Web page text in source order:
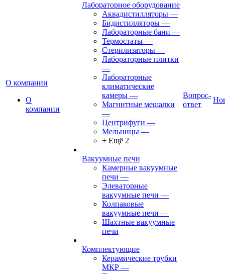
О компании
О
компании
Лабораторное оборудование
Аквадистилляторы —
Бидистилляторы —
Лабораторные бани —
Термостаты —
Стерилизаторы —
Лабораторные плитки
—
Лабораторные
климатические
камеры —
Магнитные мешалки
—
Центрифуги —
Мельницы —
+ Ещё 2
Вакуумные печи
Камерные вакуумные
печи —
Элеваторные
вакуумные печи —
Колпаковые
вакуумные печи —
Шахтные вакуумные
печи
Комплектующие
Керамические трубки
МКР —
Вопрос-
ответ